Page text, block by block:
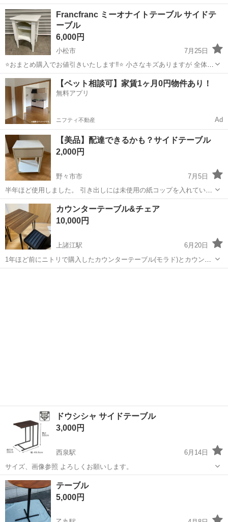
ロ」な雰囲気を持つ、3段のラタン（籐）製コーナーラックです。三角
形の棚板が特徴で、お部屋の隅のデッドスペースを有効活用できるデ
ィスプレイラックとして...
石川 金沢市 アンティーク
Francfranc ミーオナイトテーブル サイドテ
ーブル
6,000円
小松市
7月25日
⭐️おまとめ購入でお値引きいたします‼︎⭐️ 小さなキズありますが 全体的
に綺麗です メーカー：Francfranc サイズ：幅35cm奥行き32cm高さ
50cm ☑︎受け渡しについて🚚 基本的に小松市若杉町にあります...
石川 小松市 テーブル Francfranc
【ペット相談可】家賃1ヶ月0円物件あり！
無料アプリ
ニフティ不動産 Ad
【美品】配達できるかも？サイドテーブル
2,000円
野々市市
7月5日
半年ほど使用しました。 引き出しには未使用の紙コップを入れていま
した。 支柱部分はプラスチックになります。 キャスターは付いていま
せん。 約 幅45×奥行き40×高さ55センチ ※傷が付かないように軽くプ
チプチで包んで受...
石川 野々市市 テーブル
カウンターテーブル&チェア
10,000円
上諸江駅
6月20日
1年ほど前にニトリで購入したカウンターテーブル(モラド)とカウンタ
ーチェア(Nシールドシャイン3)です。 【購入時価格】 カウンターテー
ドウシシャ サイドテーブル
3,000円
西泉駅
6月14日
サイズ、画像参照 よろしくお願いします。
石川 金沢市 西泉駅
テーブル
5,000円